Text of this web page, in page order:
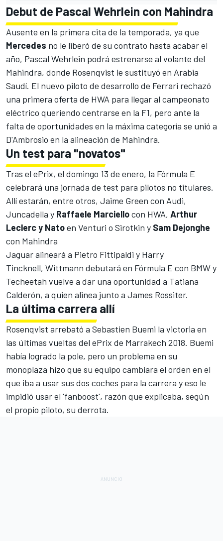
Debut de Pascal Wehrlein con Mahindra
Ausente en la primera cita de la temporada, ya que
Mercedes no le liberó de su contrato hasta acabar el
año, Pascal Wehrlein podrá estrenarse al volante del
Mahindra, donde Rosenqvist le sustituyó en Arabia
Saudí. El nuevo piloto de desarrollo de Ferrari rechazó
una primera oferta de HWA para llegar al campeonato
eléctrico queriendo centrarse en la F1, pero ante la
falta de oportunidades en la máxima categoría se unió a
D'Ambrosio en la alineación de Mahindra.
Un test para "novatos"
Tras el ePrix, el domingo 13 de enero, la Fórmula E
celebrará una jornada de test para pilotos no titulares.
Allí estarán, entre otros, Jaime Green con Audi,
Juncadella y Raffaele Marciellocon HWA, Arthur
Leclerc y Natoen Venturi o Sirotkin y Sam Dejonghe
con Mahindra
Jaguar alineará a Pietro Fittipaldi y Harry
Tincknell, Wittmann debutará en Fórmula E con BMWy
Techeetah vuelve a dar una oportunidad a Tatiana
Calderón, a quien alinea junto a James Rossiter.
La última carrera allí
Rosenqvist arrebató a Sebastien Buemi la victoria en
las últimas vueltas del ePrix de Marrakech 2018. Buemi
había logrado la pole, pero un problema en su
monoplaza hizo que su equipo cambiara el orden en el
que iba a usar sus dos coches para la carrera y eso le
impidió usar el 'fanboost', razón que explicaba, según
el propio piloto, su derrota.